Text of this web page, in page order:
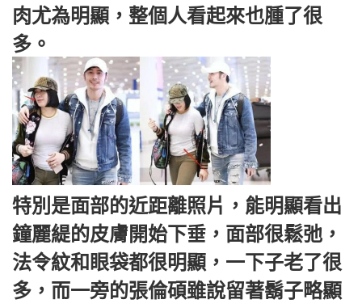
肉尤為明顯，整個人看起來也腫了很
多。
特別是面部的近距離照片，能明顯看出
鐘麗緹的皮膚開始下垂，面部很鬆弛，
法令紋和眼袋都很明顯，一下子老了很
多，而一旁的張倫碩雖說留著鬍子略顯